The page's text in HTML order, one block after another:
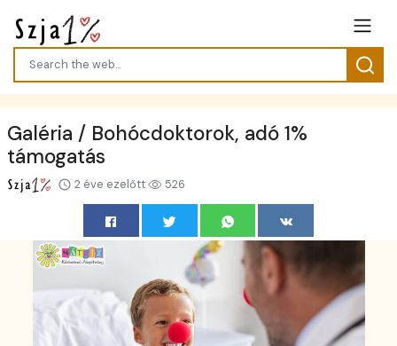
Galéria / Bohócdoktorok, adó 1%
támogatás
2 éve ezelőtt 526